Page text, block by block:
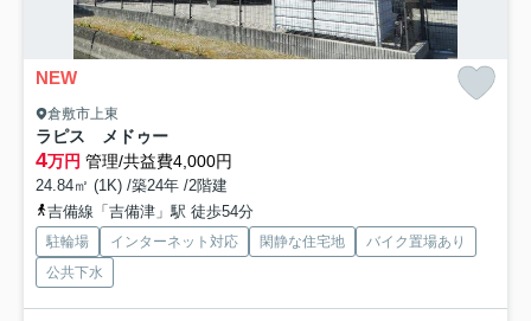
NEW
倉敷市上東
ラピス メドゥー
4万円 管理/共益費4,000円
24.84㎡ (1K) /築24年 /2階建
吉備線「吉備津」駅 徒歩54分
駐輪場 インターネット対応 閑静な住宅地
バイク置場あり
公共下水